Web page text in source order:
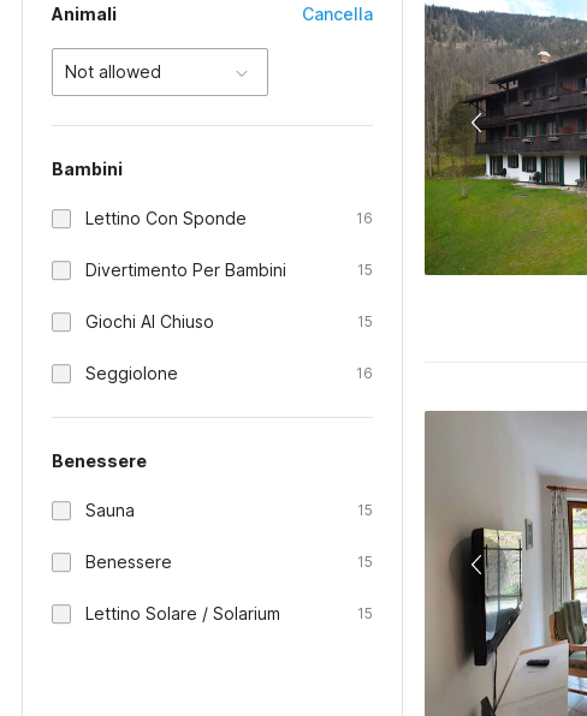
Animali Cancella
Not allowed
Bambini
Lettino Con Sponde 16
Divertimento Per Bambini 15
Giochi Al Chiuso 15
Seggiolone 16
Benessere
Sauna 15
Benessere 15
Lettino Solare / Solarium 15